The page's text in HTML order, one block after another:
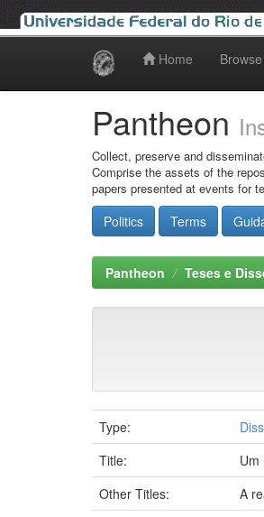
Home Browse
Pantheon
Collect, preserve and
Comprise the assets of the
papers presented at events for
Politics Terms
Pantheon Teses e
Type:
Title:
Um
Other Titles:
A